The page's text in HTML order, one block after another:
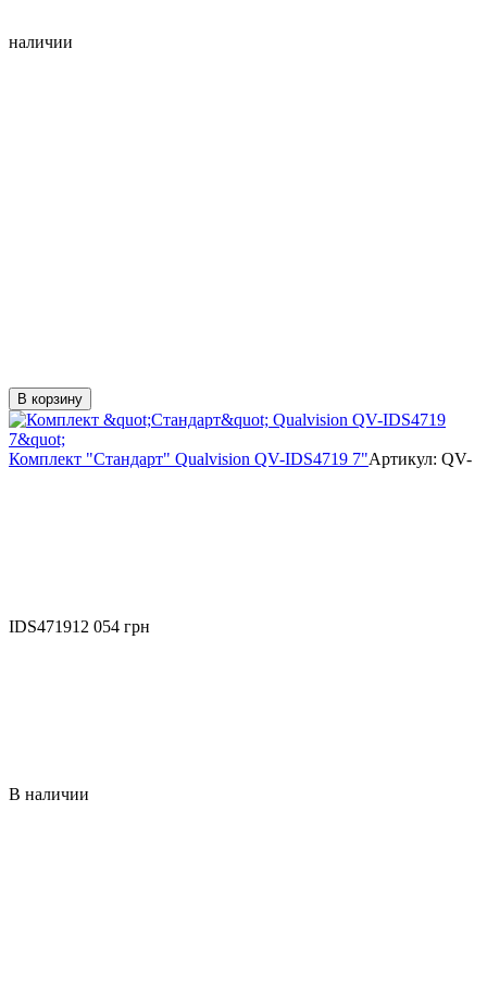
наличии
В корзину
Комплект "Стандарт" Qualvision QV-IDS4719 7"Артикул: QV-
IDS471912 054 грн
В наличии